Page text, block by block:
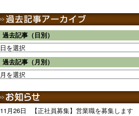
過去記事（日別）
過去記事（月別）
11月26日 【正社員募集】営業職を募集します